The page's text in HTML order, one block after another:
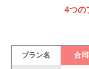
4つの
プラン名 合